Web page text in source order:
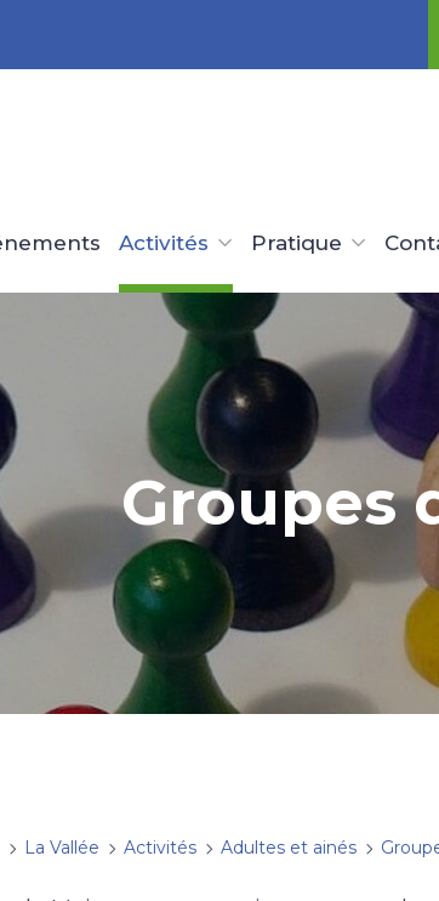
Activités Pratique
Groupes
La Vallée Activités Adultes et ainés